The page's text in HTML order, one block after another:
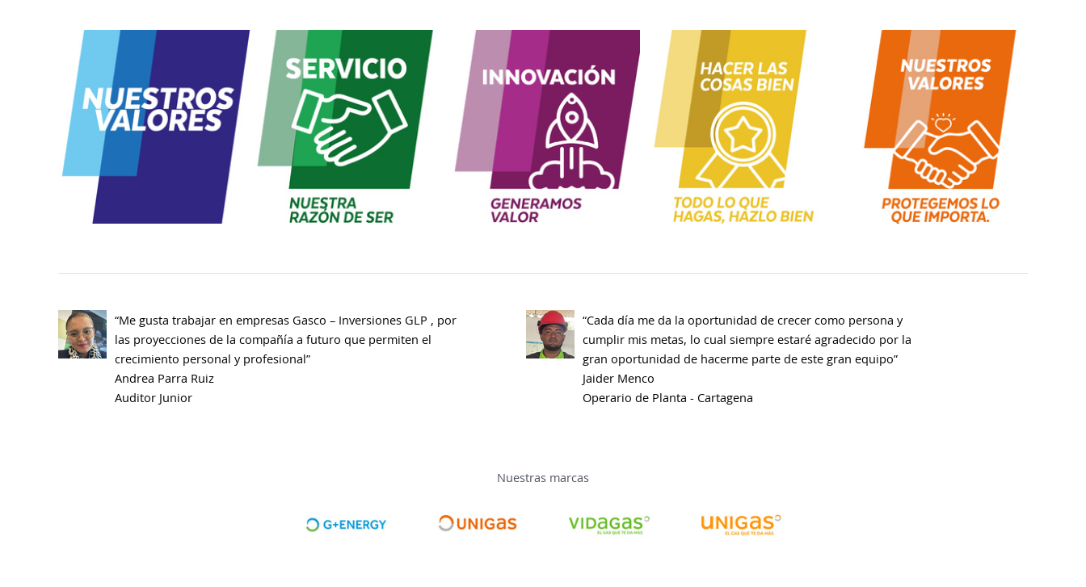
“Me gusta trabajar en empresas Gasco – Inversiones GLP , por
las proyecciones de la compañía a futuro que permiten el
crecimiento personal y profesional”
Andrea Parra Ruiz
Auditor Junior
“Cada día me da la oportunidad de crecer como persona y
cumplir mis metas, lo cual siempre estaré agradecido por la
gran oportunidad de hacerme parte de este gran equipo”
Jaider Menco
Operario de Planta - Cartagena
Nuestras marcas